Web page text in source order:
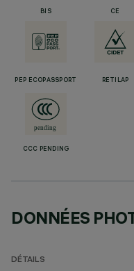
BIS CE
PEP ECOPASSPORT RETILAP
CCC PENDING
DONNÉES
DÉTAILS